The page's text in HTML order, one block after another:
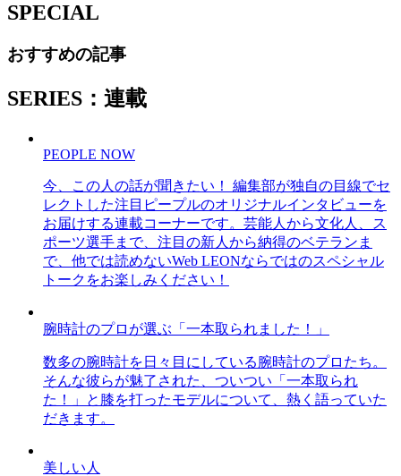
SPECIAL
おすすめの記事
SERIES：連載
PEOPLE NOW
今、この人の話が聞きたい！ 編集部が独自の目線でセ
レクトした注目ピープルのオリジナルインタビューを
お届けする連載コーナーです。芸能人から文化人、ス
ポーツ選手まで、注目の新人から納得のベテランま
で、他では読めないWeb LEONならではのスペシャル
トークをお楽しみください！
腕時計のプロが選ぶ「一本取られました！」
数多の腕時計を日々目にしている腕時計のプロたち。
そんな彼らが魅了された、ついつい「一本取られ
た！」と膝を打ったモデルについて、熱く語っていた
だきます。
美しい人